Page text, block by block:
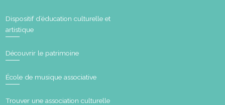
Dispositif d’éducation culturelle et
artistique
Découvrir le patrimoine
École de musique associative
Trouver une association culturelle